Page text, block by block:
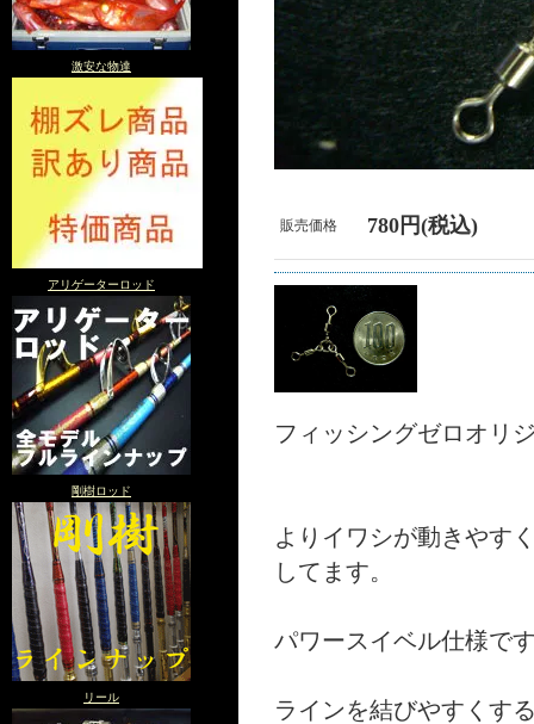
激安な物達
アリゲーターロッド
剛樹ロッド
リール
販売価格 780円(税込)
フィッシングゼロオリ
よりイワシが動きやす
してます。
パワースイベル仕様で
ラインを結びやすくす